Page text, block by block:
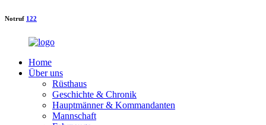
Notruf 122
Home
Über uns
Rüsthaus
Geschichte & Chronik
Hauptmänner & Kommandanten
Mannschaft